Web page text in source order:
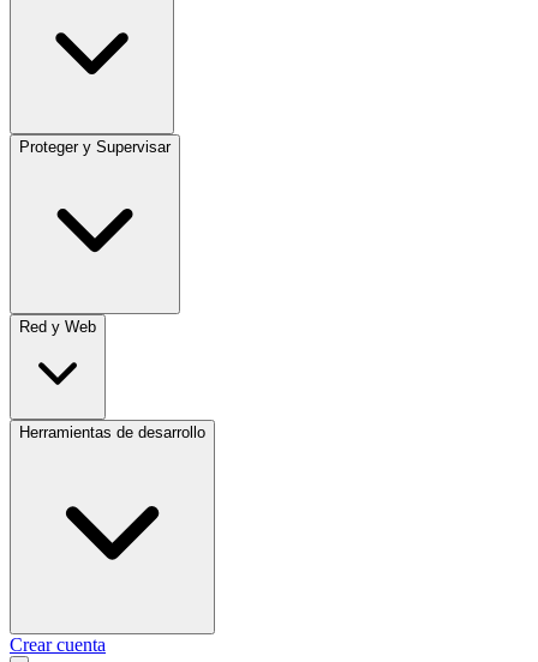
Proteger y Supervisar
Red y Web
Herramientas de desarrollo
Crear cuenta